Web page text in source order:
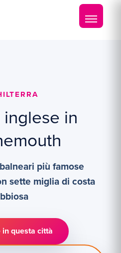
in
più famose
sette miglia di costa
questa città